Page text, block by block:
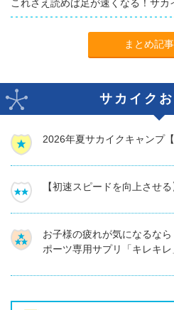
これさえ読めば足が速くなる！サカ
まとめ記
サカイク
2026年夏サカイクキャンプ【
【初速スピードを向上させ
お子様の疲れが気になるな
ポーツ専用サプリ「キレキレ